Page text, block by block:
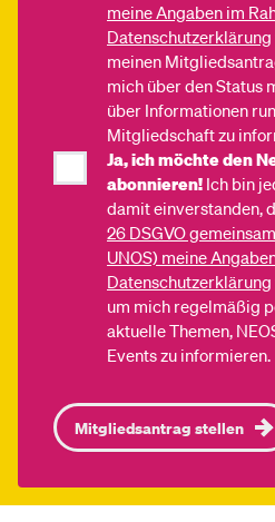
meine Angaben im
Datenschutzerklärung
meinen
mich über den Status
über Informationen
Mitgliedschaft zu
Ja, ich möchte den
abonnieren! Ich bin
damit einverstanden,
26 DSGVO
UNOS) meine
Datenschutzerklärung
um mich regelmäßig
aktuelle Themen,
Events zu informieren.
Mitgliedsantrag stellen